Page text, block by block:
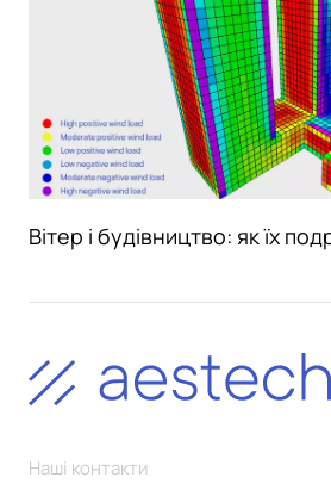
Вітер і будівництво: як їх
Наші контакти